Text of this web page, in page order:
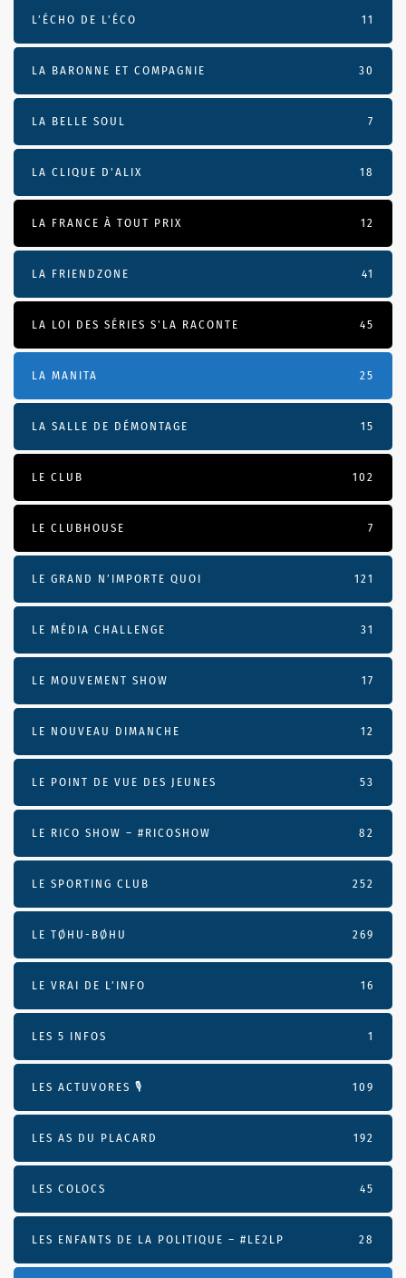
L’ÉCHO DE L’ÉCO 11
LA BARONNE ET COMPAGNIE 30
LA BELLE SOUL 7
LA CLIQUE D'ALIX 18
LA FRANCE À TOUT PRIX 12
LA FRIENDZONE 41
LA LOI DES SÉRIES S'LA RACONTE 45
LA MANITA 25
LA SALLE DE DÉMONTAGE 15
LE CLUB 102
LE CLUBHOUSE 7
LE GRAND N’IMPORTE QUOI 121
LE MÉDIA CHALLENGE 31
LE MOUVEMENT SHOW 17
LE NOUVEAU DIMANCHE 12
LE POINT DE VUE DES JEUNES 53
LE RICO SHOW – #RICOSHOW 82
LE SPORTING CLUB 252
LE TØHU-BØHU 269
LE VRAI DE L’INFO 16
LES 5 INFOS 1
LES ACTUVORES 🎙 109
LES AS DU PLACARD 192
LES COLOCS 45
LES ENFANTS DE LA POLITIQUE – #LE2LP 28